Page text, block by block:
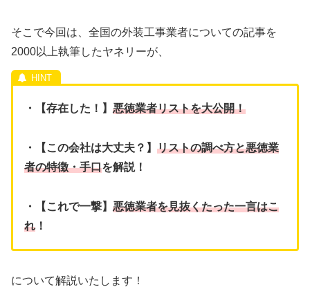
そこで今回は、全国の外装工事業者についての記事を
2000以上執筆したヤネリーが、
・【存在した！】 悪徳業者リストを大公開！
・【この会社は大丈夫？】 リストの調べ方と悪徳業
者の特徴・手口を解説！
・【これで一撃】 悪徳業者を見抜くたった一言はこ
れ ！
について解説いたします！